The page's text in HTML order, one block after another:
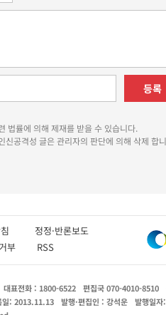
등록
법률에 의해 제재를 받을 수 있습니다.
공격성 글은 관리자의 판단에 의해 삭제 합
방침 정정·반론보도
부 RSS
대표전화 : 1800-6522 편집국 070-4010-8510
일: 2013.11.13 발행·편집인 : 강석운 발행일